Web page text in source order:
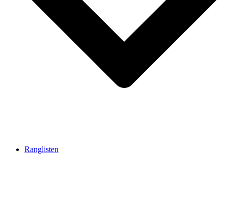
Ranglisten